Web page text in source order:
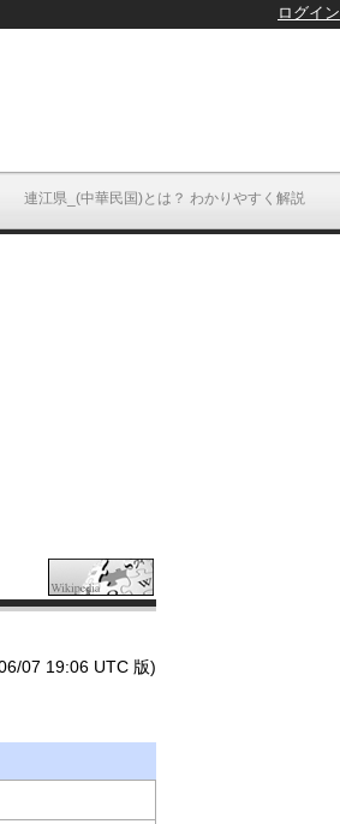
連江県_(中華民国)とは？ わかりやすく解説
ログイン
07 19:06 UTC 版)